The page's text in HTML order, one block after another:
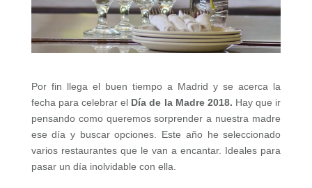
Por fin llega el buen tiempo a Madrid y se acerca la
fecha para celebrar el Día de la Madre 2018. Hay que ir
pensando como queremos sorprender a nuestra madre
ese día y buscar opciones. Este año he seleccionado
varios restaurantes que le van a encantar. Ideales para
pasar un día inolvidable con ella.